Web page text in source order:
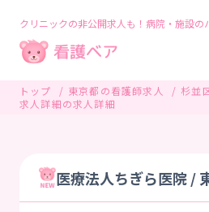
クリニックの非公開求人も！病院・施設の
トップ 東京都の看護師求人
杉並
求人詳細の求人詳細
医療法人ちぎら医院 /